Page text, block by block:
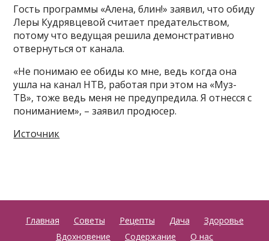
Гость программы «Алена, блин!» заявил, что обиду
Леры Кудрявцевой считает предательством,
потому что ведущая решила демонстративно
отвернуться от канала.
«Не понимаю ее обиды ко мне, ведь когда она
ушла на канал НТВ, работая при этом на «Муз-
ТВ», тоже ведь меня не предупредила. Я отнесся с
пониманием», – заявил продюсер.
Источник
Главная Советы Рецепты Дача
Здоровье
Вдохновение
Содержание О нас